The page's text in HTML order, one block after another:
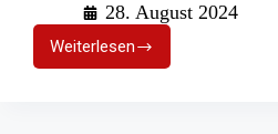
28. August 2024
WeiterlesenFeuerwehr-
Grundwissen: